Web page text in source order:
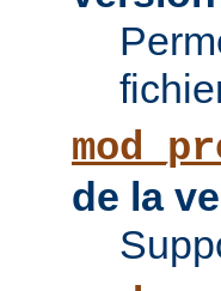
de la